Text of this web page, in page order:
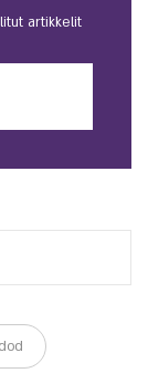
artikkelit